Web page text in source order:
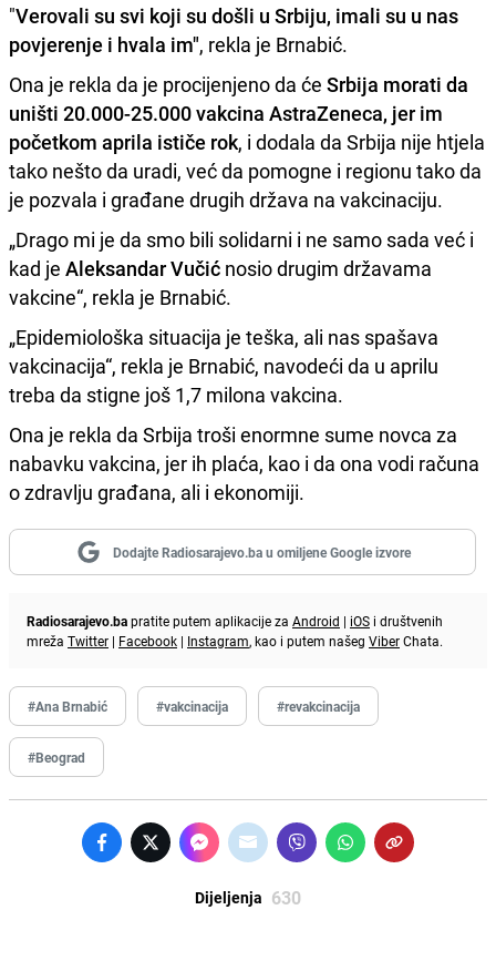
"Verovali su svi koji su došli u Srbiju, imali su u nas
povjerenje i hvala im", rekla je Brnabić.
Ona je rekla da je procijenjeno da će Srbija morati da
uništi 20.000-25.000 vakcina AstraZeneca, jer im
početkom aprila ističe rok, i dodala da Srbija nije htjela
tako nešto da uradi, već da pomogne i regionu tako da
je pozvala i građane drugih država na vakcinaciju.
„Drago mi je da smo bili solidarni i ne samo sada već i
kad je Aleksandar Vučić nosio drugim državama
vakcine“, rekla je Brnabić.
„Epidemiološka situacija je teška, ali nas spašava
vakcinacija“, rekla je Brnabić, navodeći da u aprilu
treba da stigne još 1,7 milona vakcina.
Ona je rekla da Srbija troši enormne sume novca za
nabavku vakcina, jer ih plaća, kao i da ona vodi računa
o zdravlju građana, ali i ekonomiji.
Dodajte Radiosarajevo.ba u omiljene Google izvore
Radiosarajevo.bapratite putem aplikacije za Android | iOS i društvenih
mreža Twitter | Facebook | Instagram, kao i putem našeg ViberChata.
#Ana Brnabić #vakcinacija #revakcinacija
#Beograd
Dijeljenja 630